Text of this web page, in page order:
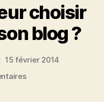
choisir
blog ?
15 février 2014
sur